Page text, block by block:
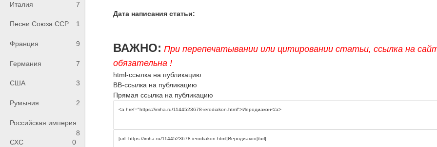
Италия 7
Песни Союза ССР 1
Франция 9
Германия 7
США 3
Румыния 2
Российская империя
8
СХС
0
Дата написания статьи:
ВАЖНО: При перепечатывании или цитировании статьи, ссылка на
обязательна !
html-ссылка на публикацию
BB-ссылка на публикацию
Прямая ссылка на публикацию